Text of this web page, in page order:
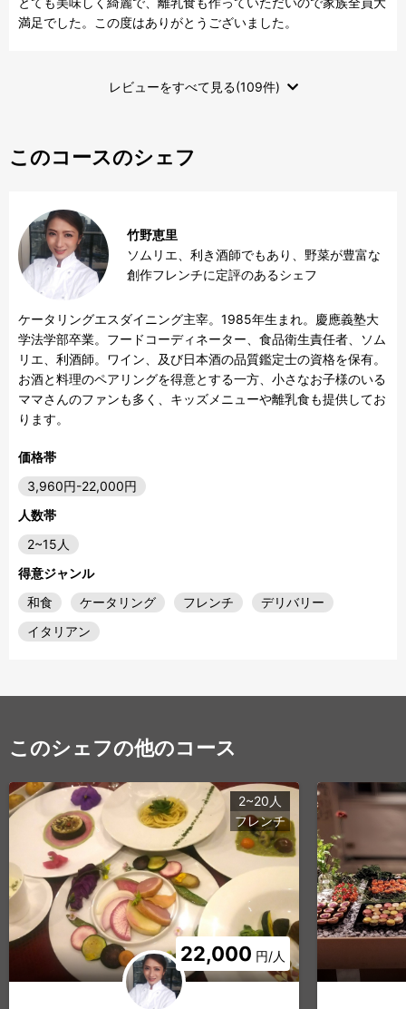
満足でした。この度はありがとうございました。
レビューをすべて見る(109件)
このコースのシェフ
竹野恵里
ソムリエ、利き酒師でもあり、野菜が豊富な
創作フレンチに定評のあるシェフ
ケータリングエスダイニング主宰。1985年生まれ。慶應義塾大
学法学部卒業。フードコーディネーター、食品衛生責任者、ソム
リエ、利酒師。ワイン、及び日本酒の品質鑑定士の資格を保有。
お酒と料理のペアリングを得意とする一方、小さなお子様のいる
ママさんのファンも多く、キッズメニューや離乳食も提供してお
ります。
価格帯
3,960円-22,000円
人数帯
2~15人
得意ジャンル
和食
ケータリング フレンチ
デリバリー
イタリアン
このシェフの他のコース
22,000 円/人
2~20人
フレンチ